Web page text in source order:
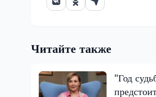
Читайте также
"Год